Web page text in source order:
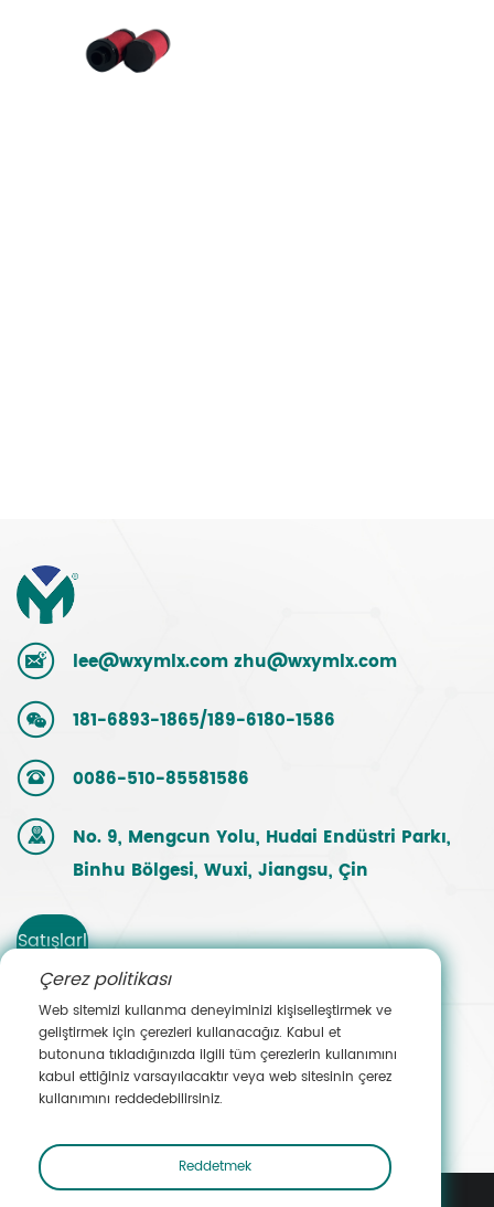
lee@wxymlx.com zhu@wxymlx.com
181-6893-1865/189-6180-1586
0086-510-85581586
No. 9, Mengcun Yolu, Hudai Endüstri Parkı,
Binhu Bölgesi, Wuxi, Jiangsu, Çin
Satışlarl
a
İletişim
e Geçin
Çerez politikası
Web sitemizi kullanma deneyiminizi kişiselleştirmek ve
geliştirmek için çerezleri kullanacağız. Kabul et
butonuna tıkladığınızda ilgili tüm çerezlerin kullanımını
kabul ettiğiniz varsayılacaktır veya web sitesinin çerez
kullanımını reddedebilirsiniz.
Reddetmek